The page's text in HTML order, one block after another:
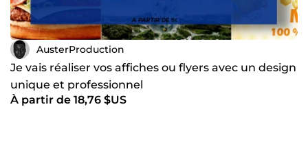
AusterProduction
Je vais réaliser vos affiches ou flyers avec un design
unique et professionnel
À partir de 18,76 $US